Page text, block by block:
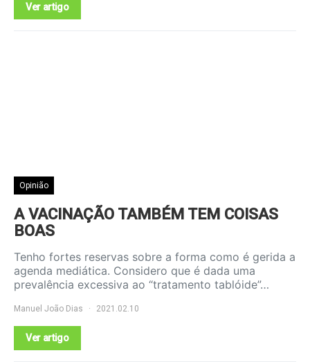
Ver artigo
Opinião
A VACINAÇÃO TAMBÉM TEM COISAS
BOAS
Tenho fortes reservas sobre a forma como é gerida a
agenda mediática. Considero que é dada uma
prevalência excessiva ao “tratamento tablóide”…
Manuel João Dias 2021.02.10
Ver artigo